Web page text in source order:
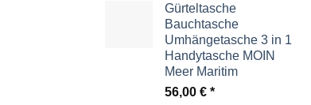
Gürteltasche
Bauchtasche
Umhängetasche 3 in 1
Handytasche MOIN
Meer Maritim
56,00 €